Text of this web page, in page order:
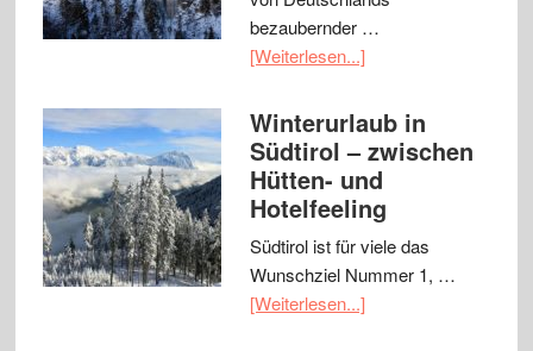
bezaubernder …
[Weiterlesen...]
Winterurlaub in
Südtirol – zwischen
Hütten- und
Hotelfeeling
Südtirol ist für viele das
Wunschziel Nummer 1, …
[Weiterlesen...]